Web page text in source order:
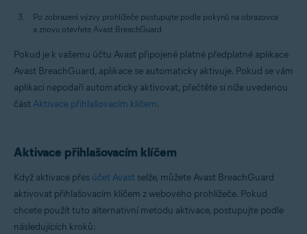
Po zobrazení výzvy prohlížeče postupujte podle pokynů na obrazovce
a znovu otevřete Avast BreachGuard.
Pokud je k vašemu účtu Avast připojené platné předplatné aplikace
Avast BreachGuard, aplikace se automaticky aktivuje. Pokud se vám
aplikaci nepodaří automaticky aktivovat, přečtěte si níže uvedenou
část Aktivace přihlašovacím klíčem.
Aktivace přihlašovacím klíčem
Když aktivace přes účet Avast selže, můžete Avast BreachGuard
aktivovat přihlašovacím klíčem z webového prohlížeče. Pokud
chcete použít tuto alternativní metodu aktivace, postupujte podle
následujících kroků: